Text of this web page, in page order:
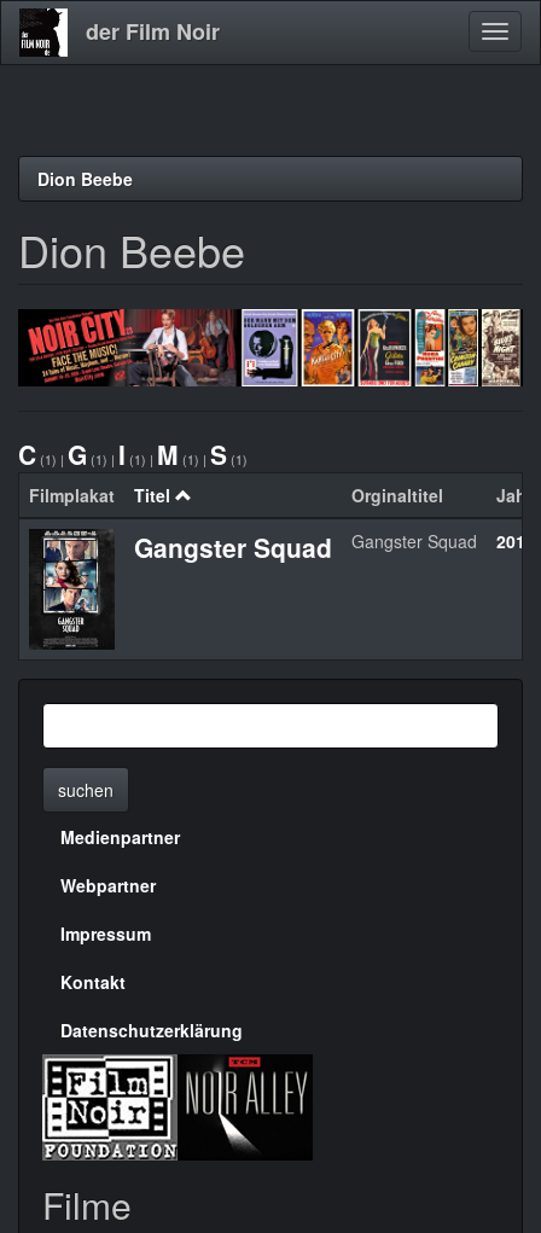
Direkt
der Film Noir
Dion Beebe
Dion Beebe
C (1) | G (1) | I (1) | M (1) | S (1)
Filmplakat Titel Orginaltitel Jahr
Gangster Squad Gangster Squad 2013
suchen
Menülinks
rechte
Seite
Medienpartner
Webpartner
Impressum
Kontakt
Datenschutzerklärung
Filme